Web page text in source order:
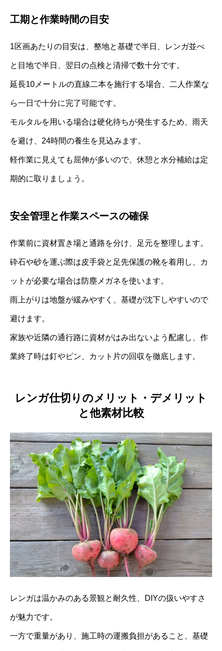
工期と作業時間の目安
1区画あたりの目安は、整地と基礎で半日、レンガ並べ
と目地で半日、翌日の点検と清掃で数十分です。
延長10メートルの直線二本を施行する場合、二人作業な
ら一日で十分に完了可能です。
モルタルを用いる場合は硬化待ちが発生するため、雨天
を避け、24時間の養生を見込みます。
軽作業に見えても屈伸が多いので、休憩と水分補給は定
期的に取りましょう。
安全管理と作業スペースの確保
作業前に資材置き場と通路を分け、足元を整理します。
砕石や砂を運ぶ際は皮手袋と足先保護の靴を着用し、カ
ットが必要な場合は防塵メガネを使います。
雨上がりは地盤が緩みやすく、基礎が沈下しやすいので
避けます。
家族や近隣の通行路に資材がはみ出ないよう配慮し、作
業終了時は釘やピン、カット片の回収を徹底します。
レンガ仕切りのメリット・デメリット
と他素材比較
レンガは温かみのある景観と耐久性、DIYの扱いやすさ
が魅力です。
一方で重量があり、施工時の運搬負担があること、基礎